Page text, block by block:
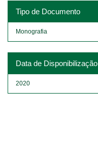
Tipo de Documento
Monografia
Data de Disponibilização
2020